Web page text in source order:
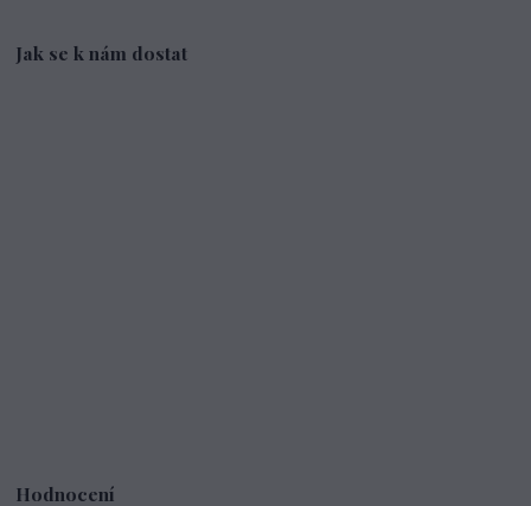
Jak se k nám dostat
Hodnocení